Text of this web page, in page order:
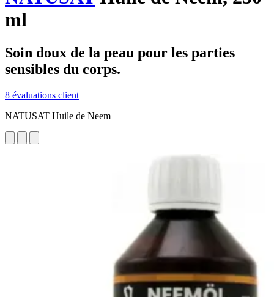
ml
Soin doux de la peau pour les parties
sensibles du corps.
8 évaluations client
NATUSAT Huile de Neem